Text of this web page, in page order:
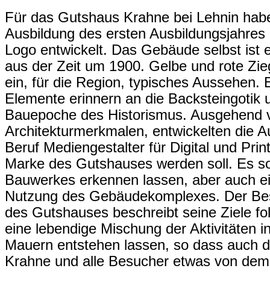
Für das Gutshaus Krahne bei Lehnin
Ausbildung des ersten
Logo entwickelt. Das Gebäude selbst ist
aus der Zeit um 1900. Gelbe und rote
ein, für die Region, typisches Aussehen.
Elemente erinnern an die Backsteingotik
Bauepoche des Historismus. Ausgehend
Architekturmerkmalen, entwickelten die
Beruf Mediengestalter für Digital und
Marke des Gutshauses werden soll. Es
Bauwerkes erkennen lassen, aber auch
Nutzung des Gebäudekomplexes. Der
des Gutshauses beschreibt seine Ziele
eine lebendige Mischung der Aktivitäten
Mauern entstehen lassen, so dass auch
Krahne und alle Besucher etwas von